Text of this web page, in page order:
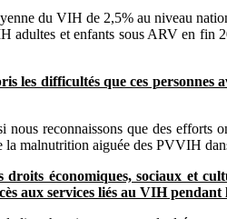
du VIH de 2,5% au niveau
et enfants sous ARV en fin
difficultés que ces personnes
nous reconnaissons que des
malnutrition aiguée des PVVIH
économiques, sociaux et
aux services liés au VIH pendant